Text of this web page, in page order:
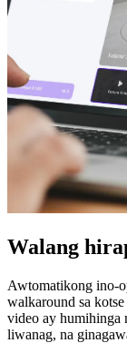
Walang
Awtomatikong ino-
walkaround sa
video ay humihinga
liwanag, na